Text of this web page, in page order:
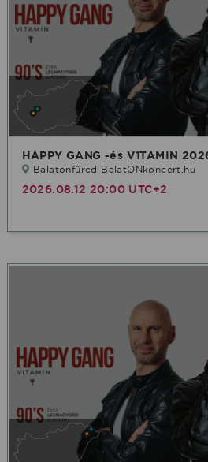
HAPPY GANG -és V1TAMIN
Balatonfüred BalatONkoncert.hu
2026.08.12 20:00 UTC+2